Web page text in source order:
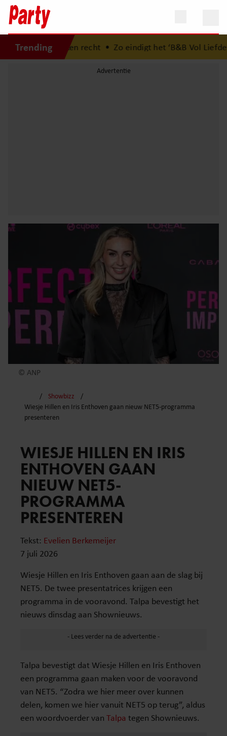
Trending
recht• Zo eindigt het ‘B&B Vol Liefde’-avontuur
© ANP
Showbizz
Wiesje Hillen en Iris Enthoven gaan nieuw NET5-programma
presenteren
WIESJE HILLEN EN IRIS
ENTHOVEN GAAN
NIEUW NET5-
PROGRAMMA
PRESENTEREN
Tekst: Evelien Berkemeijer
7 juli 2026
Wiesje Hillen en Iris Enthoven gaan aan de slag bij
NET5. De twee presentatrices krijgen een
programma in de vooravond. Talpa bevestigt het
nieuws dinsdag aan Shownieuws.
Talpa bevestigt dat Wiesje Hillen en Iris Enthoven
een programma gaan maken voor de vooravond
van NET5. “Zodra we hier meer over kunnen
delen, komen we hier vanuit NET5 op terug”, aldus
een woordvoerder van Talpa tegen Shownieuws.